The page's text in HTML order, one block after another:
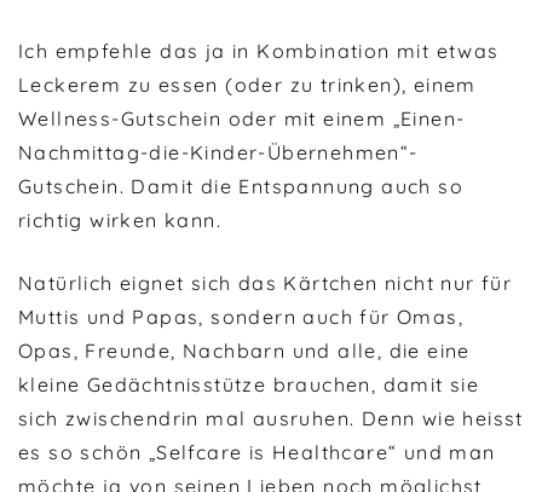
Ich empfehle das ja in Kombination mit etwas
Leckerem zu essen (oder zu trinken), einem
Wellness-Gutschein oder mit einem „Einen-
Nachmittag-die-Kinder-Übernehmen“-
Gutschein. Damit die Entspannung auch so
richtig wirken kann.
Natürlich eignet sich das Kärtchen nicht nur für
Muttis und Papas, sondern auch für Omas,
Opas, Freunde, Nachbarn und alle, die eine
kleine Gedächtnisstütze brauchen, damit sie
sich zwischendrin mal ausruhen. Denn wie heisst
es so schön „Selfcare is Healthcare“ und man
möchte ja von seinen Lieben noch möglichst